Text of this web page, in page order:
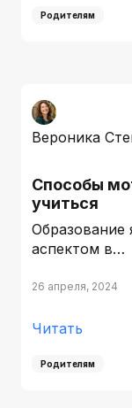
Родителям
Вероника
Способы
учиться
Образование
аспектом в…
26 апреля, 2024
Читать
Родителям